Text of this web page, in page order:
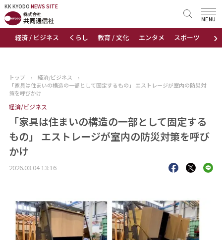
KK KYODO NEWS SITE
›
経済 / ビジネス くらし 教育 / 文化 エンタメ スポーツ 地域
MENU
KK KYODONEWS SITE
トップページ
ニュース
おすすめコンテンツ
出版物
会社概要
トップ › 経済/ビジネス
›
「家具は住まいの構造の一部として固定するもの」 エストレージが室内の防災対
策を呼びかけ
経済/ビジネス
「家具は住まいの構造の一部として固定する
もの」 エストレージが室内の防災対策を呼び
かけ
2026.03.04 13:16